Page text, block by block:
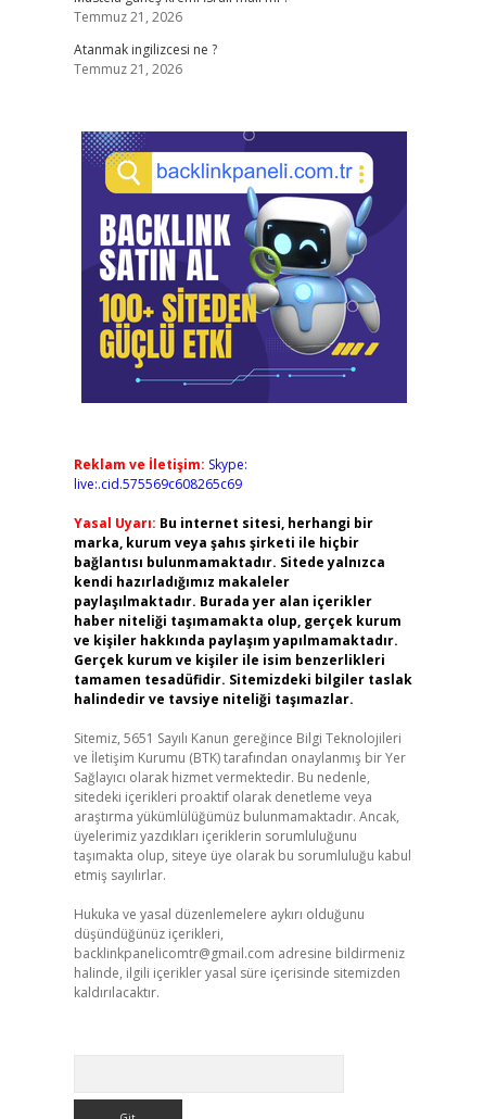
Temmuz 21, 2026
Atanmak ingilizcesi ne ?
Temmuz 21, 2026
Reklam ve İletişim: Skype:
live:.cid.575569c608265c69
Yasal Uyarı: Bu internet sitesi, herhangi bir
marka, kurum veya şahıs şirketi ile hiçbir
bağlantısı bulunmamaktadır. Sitede yalnızca
kendi hazırladığımız makaleler
paylaşılmaktadır. Burada yer alan içerikler
haber niteliği taşımamakta olup, gerçek kurum
ve kişiler hakkında paylaşım yapılmamaktadır.
Gerçek kurum ve kişiler ile isim benzerlikleri
tamamen tesadüfidir. Sitemizdeki bilgiler taslak
halindedir ve tavsiye niteliği taşımazlar.
Sitemiz, 5651 Sayılı Kanun gereğince Bilgi Teknolojileri
ve İletişim Kurumu (BTK) tarafından onaylanmış bir Yer
Sağlayıcı olarak hizmet vermektedir. Bu nedenle,
sitedeki içerikleri proaktif olarak denetleme veya
araştırma yükümlülüğümüz bulunmamaktadır. Ancak,
üyelerimiz yazdıkları içeriklerin sorumluluğunu
taşımakta olup, siteye üye olarak bu sorumluluğu kabul
etmiş sayılırlar.
Hukuka ve yasal düzenlemelere aykırı olduğunu
düşündüğünüz içerikleri,
backlinkpanelicomtr@gmail.com adresine bildirmeniz
halinde, ilgili içerikler yasal süre içerisinde sitemizden
kaldırılacaktır.